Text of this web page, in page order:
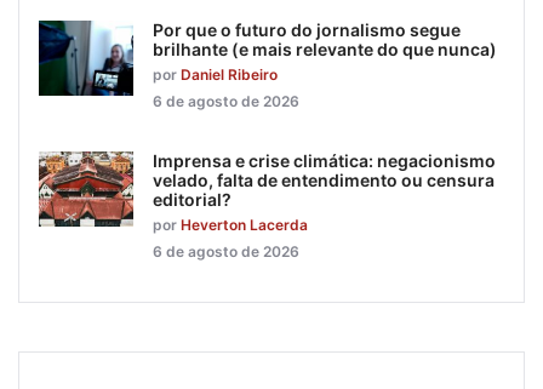
Por que o futuro do jornalismo segue
brilhante (e mais relevante do que nunca)
por Daniel Ribeiro
6 de agosto de 2026
Imprensa e crise climática: negacionismo
velado, falta de entendimento ou censura
editorial?
por Heverton Lacerda
6 de agosto de 2026